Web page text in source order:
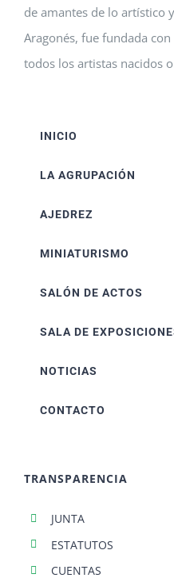
de amantes de lo artístico
Aragonés, fue fundada
todos los artistas nacidos
INICIO
LA AGRUPACIÓN
AJEDREZ
MINIATURISMO
SALÓN DE ACTOS
SALA DE
NOTICIAS
CONTACTO
TRANSPARENCIA
JUNTA
ESTATUTOS
CUENTAS